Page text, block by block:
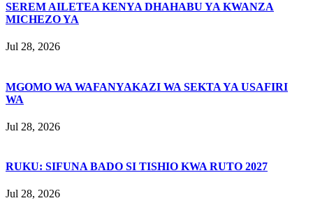
SEREM AILETEA KENYA DHAHABU YA KWANZA
MICHEZO YA
Jul 28, 2026
MGOMO WA WAFANYAKAZI WA SEKTA YA USAFIRI
WA
Jul 28, 2026
RUKU: SIFUNA BADO SI TISHIO KWA RUTO 2027
Jul 28, 2026